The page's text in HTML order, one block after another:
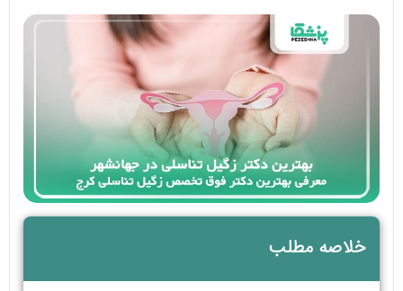
خلاصه مطلب